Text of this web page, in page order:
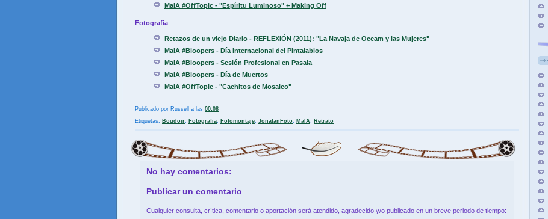
MaIA #OffTopic - "Espíritu Luminoso" + Making Off
Fotografia
Retazos de un viejo Diario - REFLEXIÓN (2011): "La Navaja de Occam y las Mujeres"
MaIA #Bloopers - Día Internacional del Pintalabios
MaIA #Bloopers - Sesión Profesional en Pasaia
MaIA #Bloopers - Día de Muertos
MaIA #OffTopic - "Cachitos de Mosaico"
Publicado por Russell a las 00:08
Etiquetas: Boudoir Fotografia Fotomontaje JonatanFoto MaIA Retrato
No hay comentarios:
Publicar un comentario
Cualquier consulta, crítica, comentario o aportación será atendido, agradecido y/o publicado en un breve periodo de tiempo: